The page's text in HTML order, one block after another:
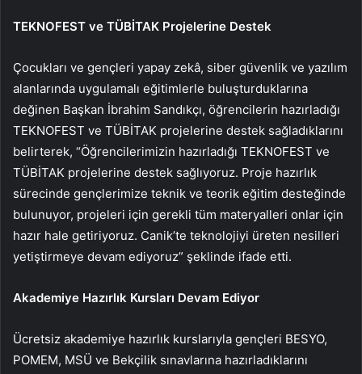
TEKNOFEST ve TÜBİTAK Projelerine Destek
Çocukları ve gençleri yapay zekâ, siber güvenlik ve yazılım
alanlarında uygulamalı eğitimlerle buluşturduklarına
değinen Başkan İbrahim Sandıkçı, öğrencilerin hazırladığı
TEKNOFEST ve TÜBİTAK projelerine destek sağladıklarını
belirterek, “Öğrencilerimizin hazırladığı TEKNOFEST ve
TÜBİTAK projelerine destek sağlıyoruz. Proje hazırlık
sürecinde gençlerimize teknik ve teorik eğitim desteğinde
bulunuyor, projeleri için gerekli tüm materyalleri onlar için
hazır hale getiriyoruz. Canik’te teknolojiyi üreten nesilleri
yetiştirmeye devam ediyoruz” şeklinde ifade etti.
Akademiye Hazırlık Kursları Devam Ediyor
Ücretsiz akademiye hazırlık kurslarıyla gençleri BESYO,
POMEM, MSÜ ve Bekçilik sınavlarına hazırladıklarını